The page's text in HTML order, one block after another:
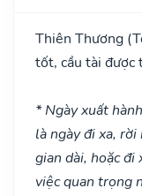
Thiên Thương
tốt, cầu tài được
* Ngày xuất
là ngày đi xa,
gian dài, hoặc
việc quan trọng